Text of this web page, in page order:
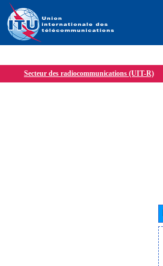
Secteur des radiocommunications (UIT-R)